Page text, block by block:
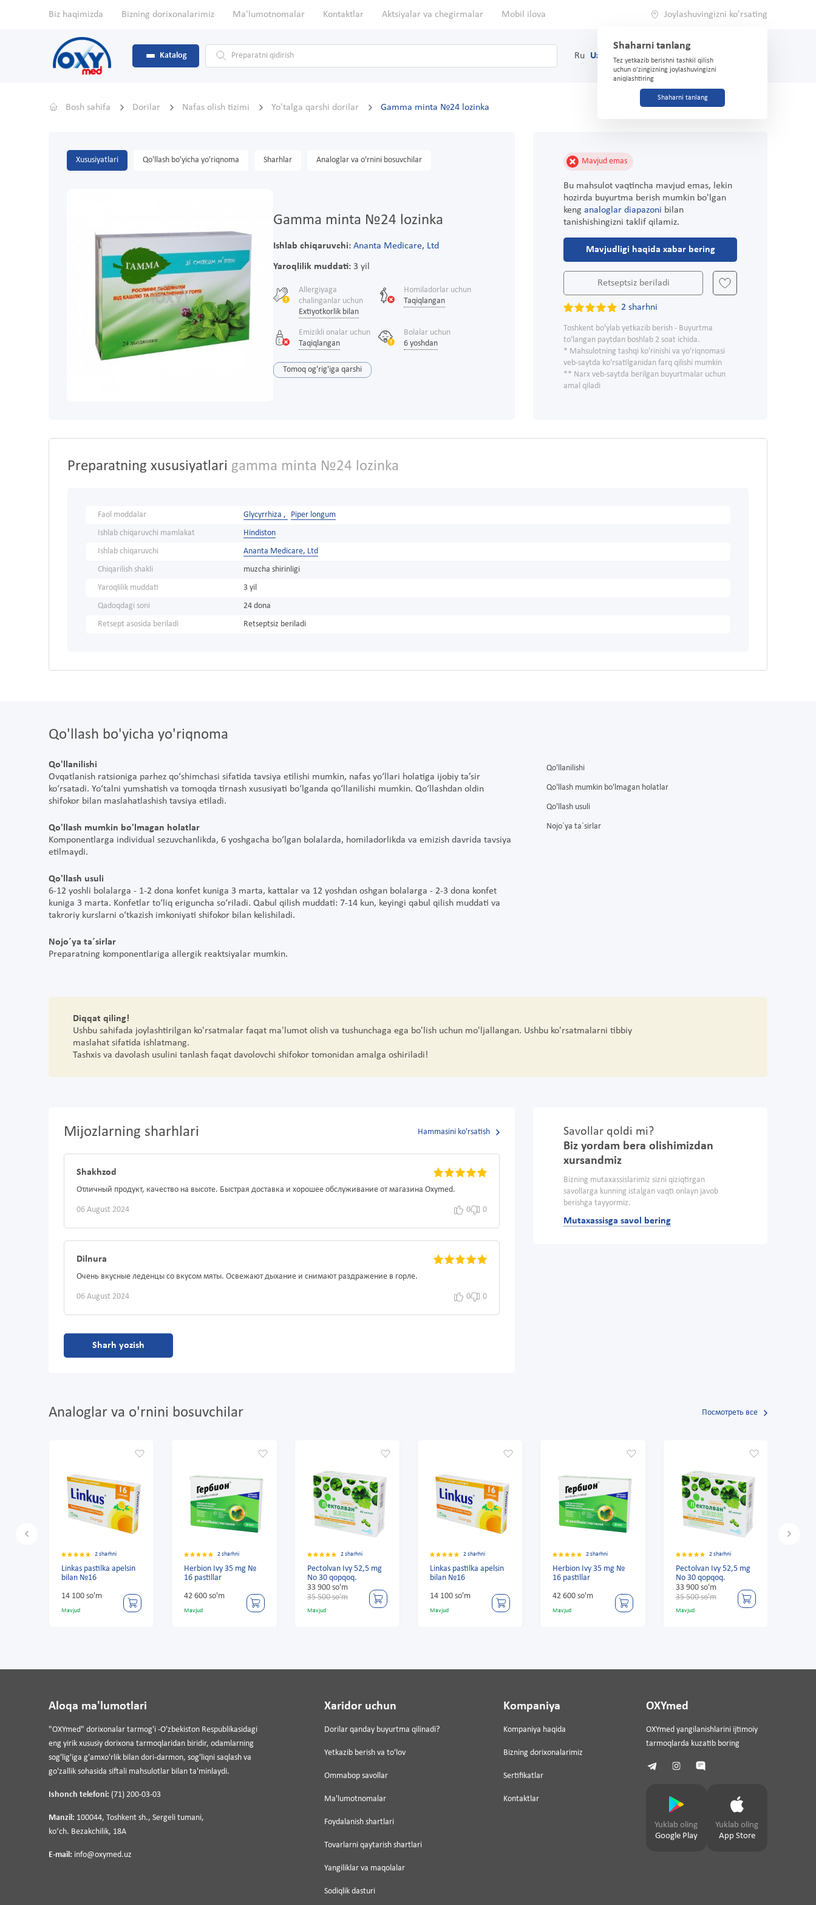
Biz haqimizda Bizning dorixonalarimiz Ma'lumotnomalar Kontaktlar Aktsiyalar va chegirmalar Mobil ilova Joylashuvingizni ko'rsating
Shaharni tanlang
Tez yetkazib berishni tashkil qilish
uchun o'zingizning joylashuvingizni
aniqlashtiring
Shaharni tanlang
Katalog Ru Uz (71) 200-03-03
Bosh sahifa Dorilar Nafas olish tizimi Yo'talga qarshi dorilar Gamma minta №24 lozinka
Xususiyatlari Qo'llash bo'yicha yo'riqnoma Sharhlar Analoglar va o'rnini bosuvchilar
Gamma minta №24 lozinka
Ishlab chiqaruvchi: Ananta Medicare, Ltd
Yaroqlilik muddati:3 yil
Allergiyaga
chalinganlar uchun
Extiyotkorlik bilan
Homiladorlar uchun
Taqiqlangan
Emizikli onalar uchun
Taqiqlangan
Bolalar uchun
6 yoshdan
Tomoq og'rig'iga qarshi
Mavjud emas
Bu mahsulot vaqtincha mavjud emas, lekin
hozirda buyurtma berish mumkin bo'lgan
keng analoglar diapazoni bilan
tanishishingizni taklif qilamiz.
Mavjudligi haqida xabar bering
Retseptsiz beriladi
2 sharhni
Toshkent bo'ylab yetkazib berish - Buyurtma
to'langan paytdan boshlab 2 soat ichida.
* Mahsulotning tashqi ko'rinishi va yo'riqnomasi
veb-saytda ko'rsatilganidan farq qilishi mumkin
** Narx veb-saytda berilgan buyurtmalar uchun
amal qiladi
Preparatning xususiyatlari gamma minta №24 lozinka
Faol moddalar Glycyrrhiza ,
Piper longum
Ishlab chiqaruvchi mamlakat
Hindiston
Ishlab chiqaruvchi
Ananta Medicare, Ltd
Chiqarilish shakli
muzcha shirinligi
Yaroqlilik muddati
3 yil
Qadoqdagi soni
24 dona
Retsept asosida beriladi
Retseptsiz beriladi
Qo'llash bo'yicha yo'riqnoma
Qo'llanilishi
Ovqatlanish ratsioniga parhez qo‘shimchasi sifatida tavsiya etilishi mumkin, nafas yo‘llari holatiga ijobiy ta’sir
ko‘rsatadi. Yo‘talni yumshatish va tomoqda tirnash xususiyati bo‘lganda qo‘llanilishi mumkin. Qo‘llashdan oldin
shifokor bilan maslahatlashish tavsiya etiladi.
Qo'llash mumkin bo'lmagan holatlar
Komponentlarga individual sezuvchanlikda, 6 yoshgacha bo‘lgan bolalarda, homiladorlikda va emizish davrida tavsiya
etilmaydi.
Qo'llash usuli
6-12 yoshli bolalarga - 1-2 dona konfet kuniga 3 marta, kattalar va 12 yoshdan oshgan bolalarga - 2-3 dona konfet
kuniga 3 marta. Konfetlar to‘liq eriguncha so‘riladi. Qabul qilish muddati: 7-14 kun, keyingi qabul qilish muddati va
takroriy kurslarni o‘tkazish imkoniyati shifokor bilan kelishiladi.
Nojo´ya ta´sirlar
Preparatning komponentlariga allergik reaktsiyalar mumkin.
Qo'llanilishi
Qo'llash mumkin bo'lmagan holatlar
Qo'llash usuli
Nojo´ya ta´sirlar
Diqqat qiling!
Ushbu sahifada joylashtirilgan ko'rsatmalar faqat ma'lumot olish va tushunchaga ega bo'lish uchun mo'ljallangan. Ushbu ko'rsatmalarni tibbiy
maslahat sifatida ishlatmang.
Tashxis va davolash usulini tanlash faqat davolovchi shifokor tomonidan amalga oshiriladi!
Mijozlarning sharhlari Hammasini ko'rsatish
Shakhzod
Отличный продукт, качество на высоте. Быстрая доставка и хорошее обслуживание от магазина Oxymed.
06 August 2024 0 0
Dilnura
Очень вкусные леденцы со вкусом мяты. Освежают дыхание и снимают раздражение в горле.
06 August 2024 0 0
Sharh yozish
Savollar qoldi mi?
Biz yordam bera olishimizdan
xursandmiz
Bizning mutaxassislarimiz sizni qiziqtirgan
savollarga kunning istalgan vaqti onlayn javob
berishga tayyormiz.
Mutaxassisga savol bering
Analoglar va o'rnini bosuvchilar Посмотреть все
pastilka apelsin
Herbion Ivy 35 mg №
42 600 so'm
Mavjud
Pectolvan Ivy 52,5 mg
35 500 so'm
Mavjud
Linkas pastilka apelsin
14 100 so'm
Herbion Ivy 35 mg №
42 600 so'm
Mavjud
Pectolvan Ivy 52,5 mg
35 500 so'm
Mavjud
Linkas pastilka apelsin
14 100 so'm
Aloqa ma'lumotlari
"OXYmed" dorixonalar tarmog'i -O'zbekiston Respublikasidagi
eng yirik xususiy dorixona tarmoqlaridan biridir, odamlarning
sog'lig'iga g'amxo'rlik bilan dori-darmon, sog'liqni saqlash va
go'zallik sohasida siftali mahsulotlar bilan ta'minlaydi.
Ishonch telefoni: (71) 200-03-03
Manzil: 100044, Toshkent sh., Sergeli tumani,
koʻch. Bezakchilik, 18A
E-mail: info@oxymed.uz
Xaridor uchun
Dorilar qanday buyurtma qilinadi?
Yetkazib berish va to'lov
Ommabop savollar
Ma'lumotnomalar
Foydalanish shartlari
Tovarlarni qaytarish shartlari
Yangiliklar va maqolalar
Sodiqlik dasturi
Kompaniya
Kompaniya haqida
Bizning dorixonalarimiz
Sertifikatlar
Kontaktlar
OXYmed
OXYmed yangilanishlarini ijtimoiy
tarmoqlarda kuzatib boring
Yuklab oling
Google Play
Yuklab oling
App Store